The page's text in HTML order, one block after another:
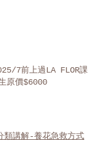
7前上過LA FLOR課
原價$6000
類講解-養花急救方式